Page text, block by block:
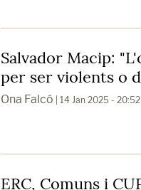
Salvador Macip:
per ser violents o
Ona Falcó | 14 Jan 2025 -
ERC, Comuns i